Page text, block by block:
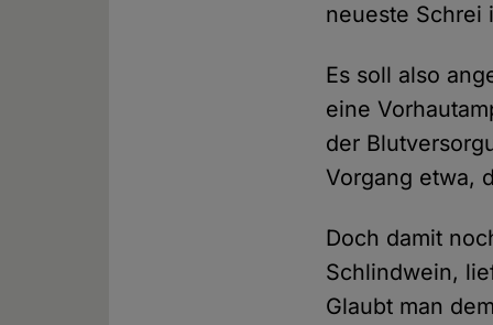
neueste Schrei
Es soll also
eine
der
Vorgang etwa,
Doch damit
Schlindwein,
Glaubt man